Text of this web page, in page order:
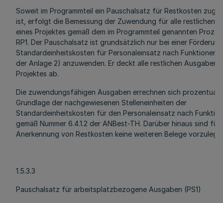
Soweit im Programmteil ein Pauschalsatz für Restkosten
ist, erfolgt die Bemessung der Zuwendung für alle restlichen
eines Projektes gemäß dem im Programmteil genannten
RP1. Der Pauschalsatz ist grundsätzlich nur bei einer
Standardeinheitskosten für Personaleinsatz nach Funktionen
der Anlage 2) anzuwenden. Er deckt alle restlichen Ausgaben
Projektes ab.
Die zuwendungsfähigen Ausgaben errechnen sich prozentual
Grundlage der nachgewiesenen Stelleneinheiten der
Standardeinheitskosten für den Personaleinsatz nach
gemäß Nummer 6.4.1.2 der ANBest-TH. Darüber hinaus sind für
Anerkennung von Restkosten keine weiteren Belege
1.5.3.3
Pauschalsatz für arbeitsplatzbezogene Ausgaben (PS1)